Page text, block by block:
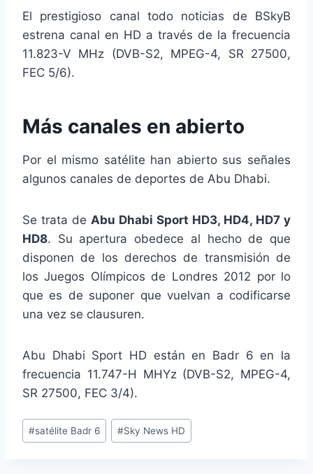
El prestigioso canal todo noticias de BSkyB
estrena canal en HD a través de la frecuencia
11.823-V MHz (DVB-S2, MPEG-4, SR 27500,
FEC 5/6).
Más canales en abierto
Por el mismo satélite han abierto sus señales
algunos canales de deportes de Abu Dhabi.
Se trata de Abu Dhabi Sport HD3, HD4, HD7 y
HD8. Su apertura obedece al hecho de que
disponen de los derechos de transmisión de
los Juegos Olímpicos de Londres 2012 por lo
que es de suponer que vuelvan a codificarse
una vez se clausuren.
Abu Dhabi Sport HD están en Badr 6 en la
frecuencia 11.747-H MHYz (DVB-S2, MPEG-4,
SR 27500, FEC 3/4).
Etiquetas
de
#satélite Badr 6 #Sky News HD